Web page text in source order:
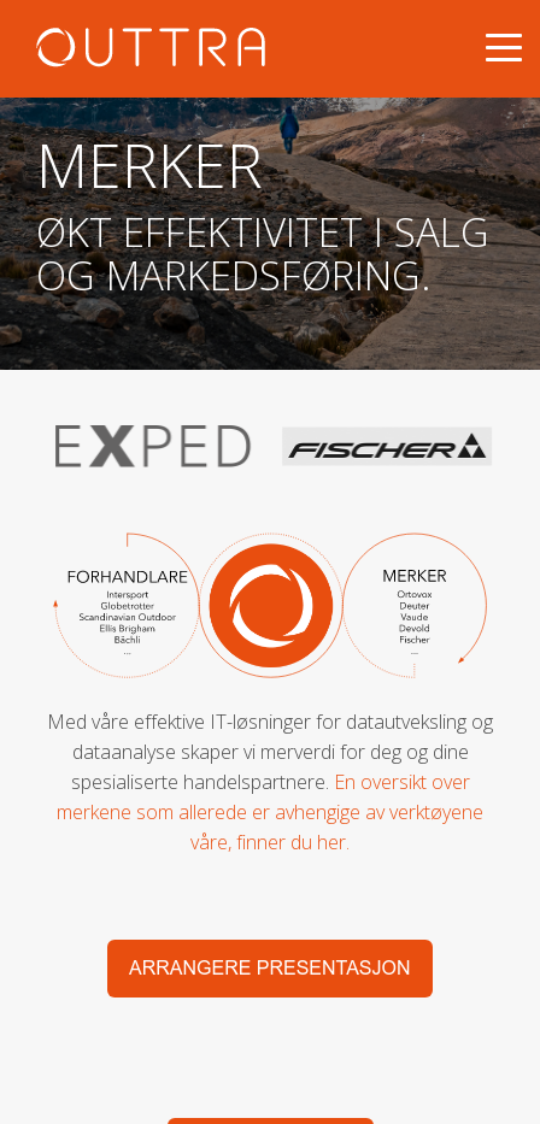
MERKER
ØKT EFFEKTIVITET I SALG
OG MARKEDSFØRING.
Med våre effektive IT-løsninger for datautveksling og
dataanalyse skaper vi merverdi for deg og dine
spesialiserte handelspartnere. En oversikt over
merkene som allerede er avhengige av verktøyene
våre, finner du her.